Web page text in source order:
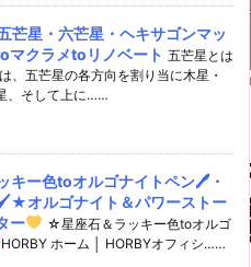
芒星・六芒星・ヘキサゴンマッ
マクラメtoリノベート 五芒星とは
、五芒星の各方向を割り当に木星・
、そして上に……
キー色toオルゴナイトペン🖊・
オルゴナイト＆パワーストー
ー
☆星座石＆ラッキー色toオルゴ
HORBY ホーム │ HORBYオフィシ……